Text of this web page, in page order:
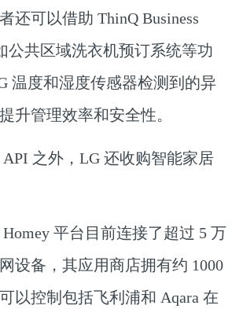
可以借助 ThinQ Business
公共区域洗衣机预订系统等功
温度和湿度传感器检测到的异
升管理效率和安全性。
之外，LG 还收购智能家居
平台目前连接了超过 5 万
设备，其应用商店拥有约 1000
以控制包括飞利浦和 Aqara 在